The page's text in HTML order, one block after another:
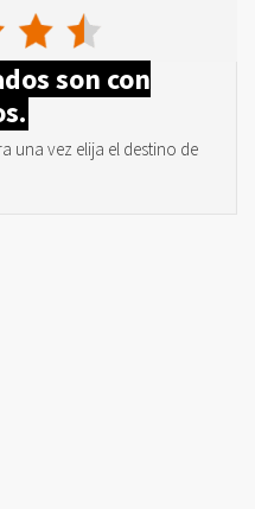
son con
una vez elija el destino de